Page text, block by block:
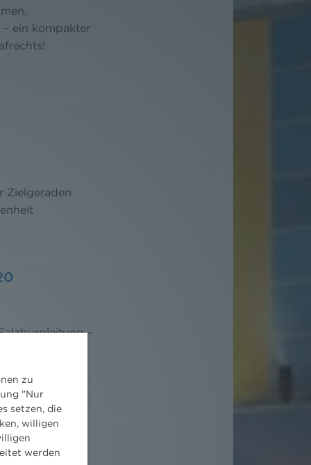
ein kompakter
Zielgeraden
-
zu
"Nur
setzen, die
willigen
werden